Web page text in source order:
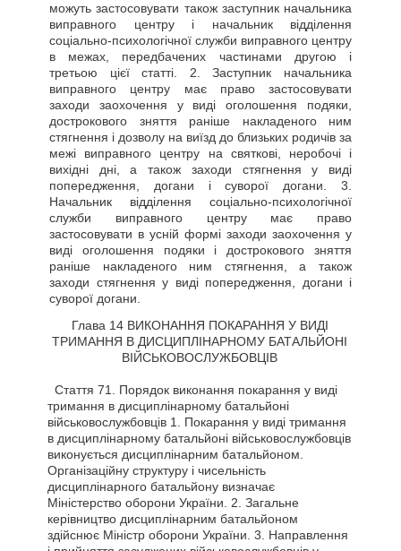
можуть застосовувати також заступник начальника
виправного центру і начальник відділення
соціально-психологічної служби виправного центру
в межах, передбачених частинами другою і
третьою цієї статті. 2. Заступник начальника
виправного центру має право застосовувати
заходи заохочення у виді оголошення подяки,
дострокового зняття раніше накладеного ним
стягнення і дозволу на виїзд до близьких родичів за
межі виправного центру на святкові, неробочі і
вихідні дні, а також заходи стягнення у виді
попередження, догани і суворої догани. 3.
Начальник відділення соціально-психологічної
служби виправного центру має право
застосовувати в усній формі заходи заохочення у
виді оголошення подяки і дострокового зняття
раніше накладеного ним стягнення, а також
заходи стягнення у виді попередження, догани і
суворої догани.
Глава 14 ВИКОНАННЯ ПОКАРАННЯ У ВИДІ
ТРИМАННЯ В ДИСЦИПЛІНАРНОМУ БАТАЛЬЙОНІ
ВІЙСЬКОВОСЛУЖБОВЦІВ
Стаття 71. Порядок виконання покарання у виді
тримання в дисциплінарному батальйоні
військовослужбовців 1. Покарання у виді тримання
в дисциплінарному батальйоні військовослужбовців
виконується дисциплінарним батальйоном.
Організаційну структуру і чисельність
дисциплінарного батальйону визначає
Міністерство оборони України. 2. Загальне
керівництво дисциплінарним батальйоном
здійснює Міністр оборони України. 3. Направлення